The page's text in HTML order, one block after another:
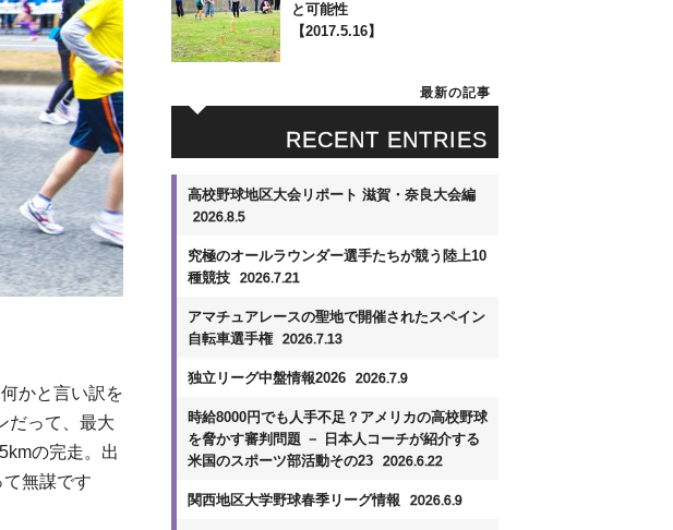
かと言い訳を
だって、最大
の完走。出
無謀です
と可能性
【2017.5.16】
RECENT ENTRIES
最新の記事
高校野球地区大会リポート 滋賀・奈良大会編
2026.8.5
究極のオールラウンダー選手たちが競う陸上10
種競技
2026.7.21
アマチュアレースの聖地で開催されたスペイン
自転車選手権 2026.7.13
独立リーグ中盤情報2026 2026.7.9
時給8000円でも人手不足？アメリカの高校野球
を脅かす審判問題 － 日本人コーチが紹介する
米国のスポーツ部活動その23
2026.6.22
関西地区大学野球春季リーグ情報 2026.6.9